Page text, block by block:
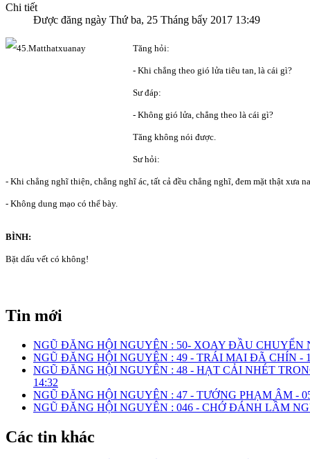
Chi tiết
Được đăng ngày Thứ ba, 25 Tháng bẩy 2017 13:49
Tăng hỏi:
- Khi chẳng theo gió lửa tiêu tan, là cái gì?
Sư đáp:
- Không gió lửa, chẳng theo là cái gì?
Tăng không nói được.
Sư hỏi:
- Khi chẳng nghĩ thiện, chẳng nghĩ ác, tất cả đều chẳng nghĩ, đem mặt thật xưa
- Không dung mạo có thể bày.
BÌNH:
Bặt dấu vết có không!
Tin mới
NGŨ ĐĂNG HỘI NGUYÊN : 50- XOAY ĐẦU CHUYỂN
NGŨ ĐĂNG HỘI NGUYÊN : 49 - TRÁI MAI ĐÃ CHÍN -
NGŨ ĐĂNG HỘI NGUYÊN : 48 - HẠT CẢI NHÉT
14:32
NGŨ ĐĂNG HỘI NGUYÊN : 47 - TƯỚNG PHẠM ÂM -
NGŨ ĐĂNG HỘI NGUYÊN : 046 - CHỚ ĐÁNH LẦM
Các tin khác